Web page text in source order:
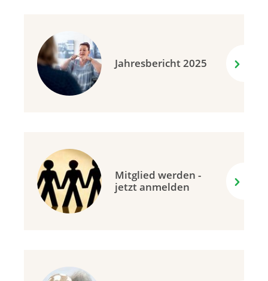
Jahresbericht 2025
Mitglied werden -
jetzt anmelden